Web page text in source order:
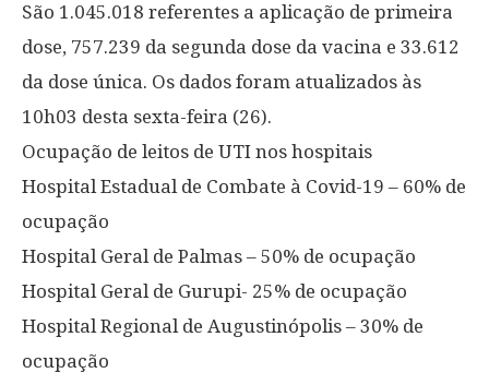
São 1.045.018 referentes a aplicação de primeira
dose, 757.239 da segunda dose da vacina e 33.612
da dose única. Os dados foram atualizados às
10h03 desta sexta-feira (26).
Ocupação de leitos de UTI nos hospitais
Hospital Estadual de Combate à Covid-19 – 60% de
ocupação
Hospital Geral de Palmas – 50% de ocupação
Hospital Geral de Gurupi- 25% de ocupação
Hospital Regional de Augustinópolis – 30% de
ocupação